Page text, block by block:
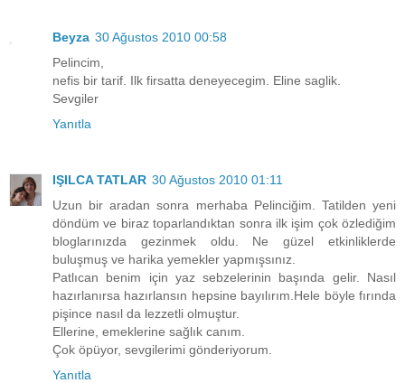
Beyza 30 Ağustos 2010 00:58
Pelincim,
nefis bir tarif. Ilk firsatta deneyecegim. Eline saglik.
Sevgiler
Yanıtla
IŞILCA TATLAR 30 Ağustos 2010 01:11
Uzun bir aradan sonra merhaba Pelinciğim. Tatilden yeni
döndüm ve biraz toparlandıktan sonra ilk işim çok özlediğim
bloglarınızda gezinmek oldu. Ne güzel etkinliklerde
buluşmuş ve harika yemekler yapmışsınız.
Patlıcan benim için yaz sebzelerinin başında gelir. Nasıl
hazırlanırsa hazırlansın hepsine bayılırım.Hele böyle fırında
pişince nasıl da lezzetli olmuştur.
Ellerine, emeklerine sağlık canım.
Çok öpüyor, sevgilerimi gönderiyorum.
Yanıtla